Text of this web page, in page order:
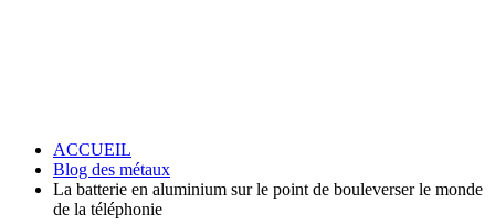
ACCUEIL
Blog des métaux
La batterie en aluminium sur le point de bouleverser le monde
de la téléphonie